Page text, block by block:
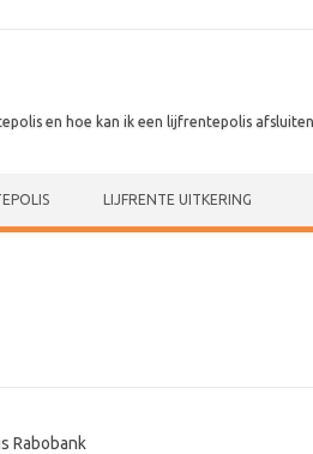
en hoe kan ik een lijfrentepolis
LIJFRENTE UITKERING
Rabobank